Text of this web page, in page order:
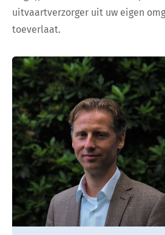
uitvaartverzorger uit uw eigen
toeverlaat.